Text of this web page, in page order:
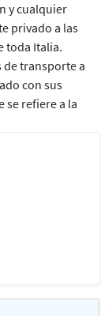
y cualquier
privado a las
toda Italia.
transporte a
con sus
se refiere a la